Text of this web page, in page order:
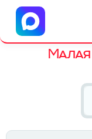
Малая